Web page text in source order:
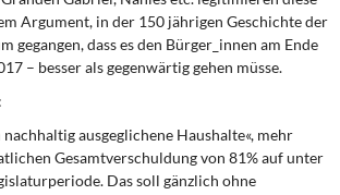
Argument, in der 150 jährigen Geschichte der
gegangen, dass es den Bürger_innen am Ende
– besser als gegenwärtig gehen müsse.
ausgeglichene Haushalte«, mehr
Gesamtverschuldung von 81% auf unter
Das soll gänzlich ohne